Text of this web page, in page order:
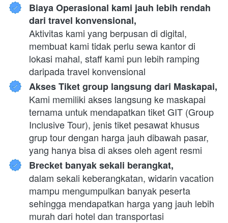
Biaya Operasional kami jauh lebih rendah
dari travel konvensional,
Aktivitas kami yang berpusan di digital,
membuat kami tidak perlu sewa kantor di
lokasi mahal, staff kami pun lebih ramping
daripada travel konvensional
Akses Tiket group langsung dari Maskapai,
Kami memiliki akses langsung ke maskapai
ternama untuk mendapatkan tiket GIT (Group
Inclusive Tour), jenis tiket pesawat khusus
grup tour dengan harga jauh dibawah pasar,
yang hanya bisa di akses oleh agent resmi
Brecket banyak sekali berangkat,
dalam sekali keberangkatan, widarin vacation
mampu mengumpulkan banyak peserta
sehingga mendapatkan harga yang jauh lebih
murah dari hotel dan transportasi